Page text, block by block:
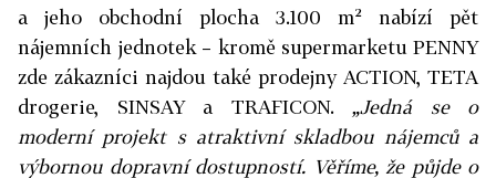
a jeho obchodní plocha 3.100 m² nabízí pět
nájemních jednotek – kromě supermarketu PENNY
zde zákazníci najdou také prodejny ACTION, TETA
drogerie, SINSAY a TRAFICON. „Jedná se o
moderní projekt s atraktivní skladbou nájemců a
výbornou dopravní dostupností. Věříme, že půjde o